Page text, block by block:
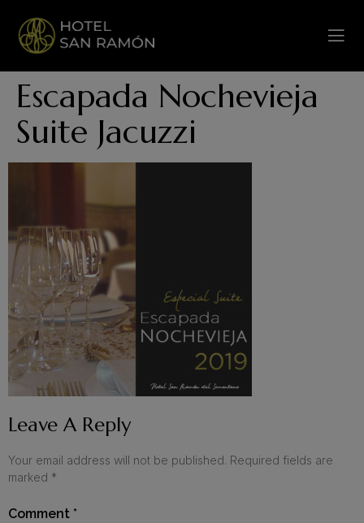
Escapada Nochevieja
Suite Jacuzzi
Leave A Reply
Your email address will not be published. Required fields are
marked *
Comment *